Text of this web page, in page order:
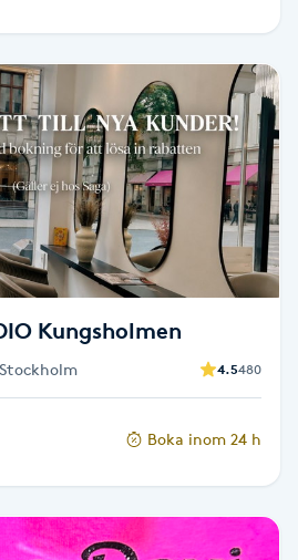
Kungsholmen
4.5480
Boka inom 24 h